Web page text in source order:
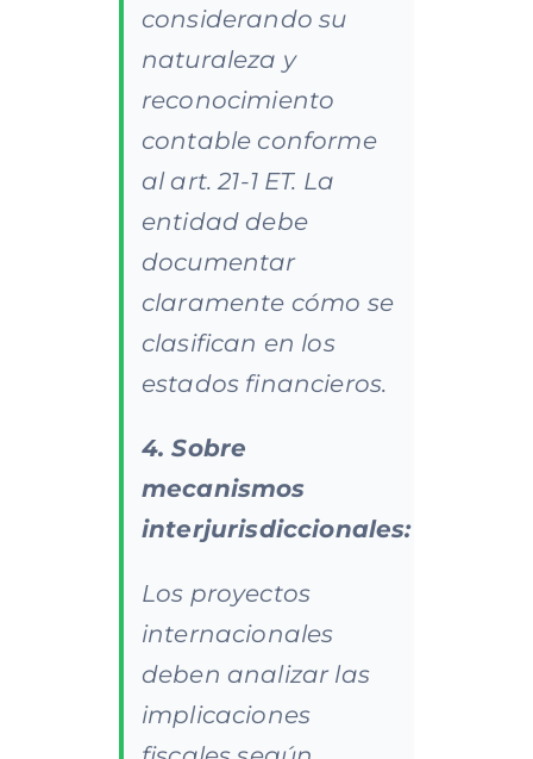
considerando su
naturaleza y
reconocimiento
contable conforme
al art. 21-1 ET. La
entidad debe
documentar
claramente cómo se
clasifican en los
estados financieros.
4. Sobre
mecanismos
interjurisdiccionales:
Los proyectos
internacionales
deben analizar las
implicaciones